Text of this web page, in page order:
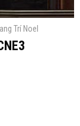
Trí Noel